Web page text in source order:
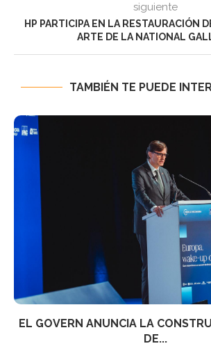
siguiente
HP PARTICIPA EN LA RESTAURACIÓN
ARTE DE LA NATIONAL
TAMBIÉN TE PUEDE
EL GOBIERNO APRUEBA EL REAL
REGULA...